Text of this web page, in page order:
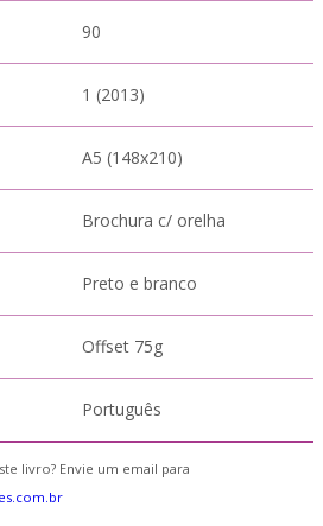
90
1 (2013)
A5 (148x210)
Brochura c/ orelha
Preto e branco
Offset 75g
Português
livro? Envie um email para